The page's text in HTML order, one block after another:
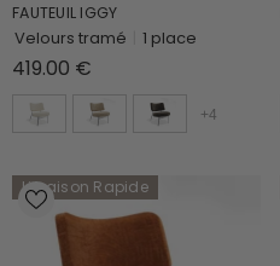
FAUTEUIL IGGY
Velours tramé 1 place
419.00 €
+4
Livraison Rapide